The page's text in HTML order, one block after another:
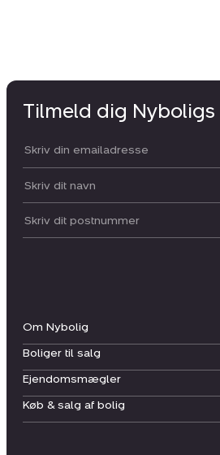
Om Nybolig
Boliger til salg
Ejendomsmægler
Køb & salg af bolig
Tilmeld dig
Din email:
Dit navn:
Postnummer